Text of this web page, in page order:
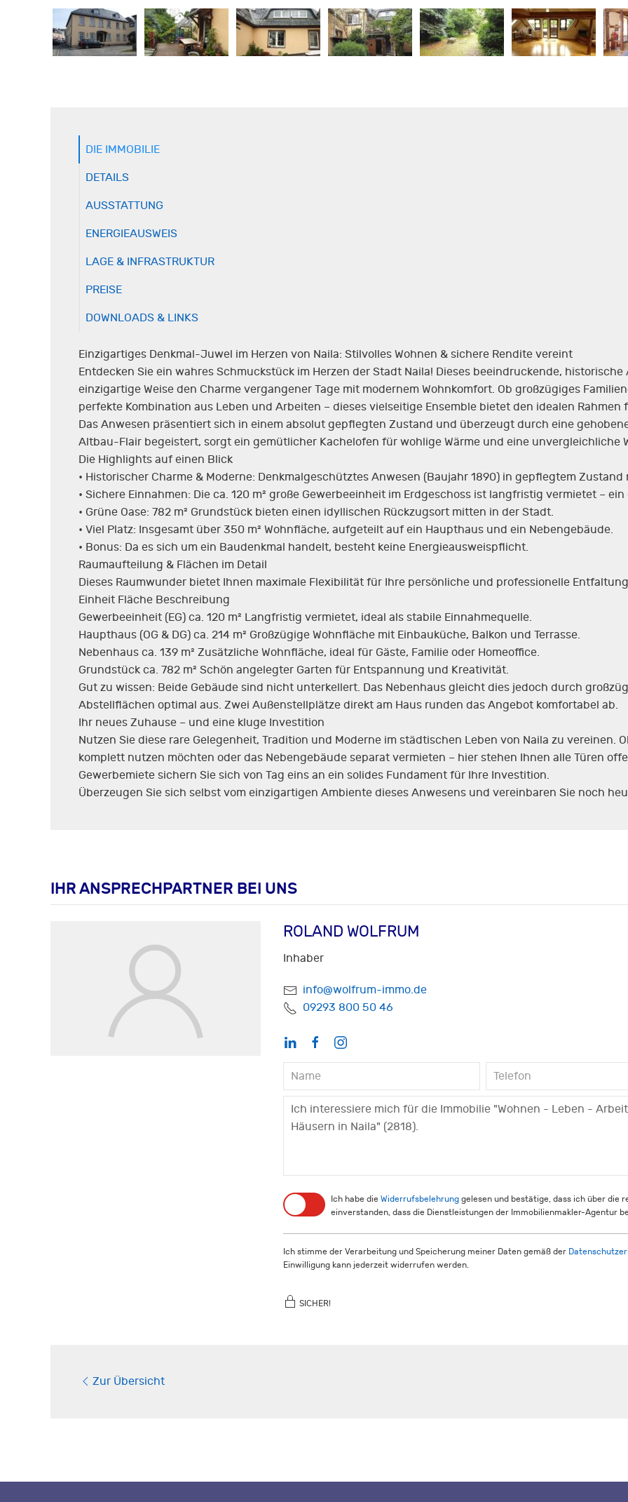
DIE IMMOBILIE
DETAILS
AUSSTATTUNG
ENERGIEAUSWEIS
LAGE & INFRASTRUKTUR
PREISE
DOWNLOADS & LINKS
Einzigartiges Denkmal-Juwel im Herzen von Naila: Stilvolles Wohnen & sichere Rendite vereint
Entdecken Sie ein wahres Schmuckstück im Herzen der Stadt Naila! Dieses beeindruckende,
einzigartige Weise den Charme vergangener Tage mit modernem Wohnkomfort. Ob großzügiges
perfekte Kombination aus Leben und Arbeiten – dieses vielseitige Ensemble bietet den idealen Rahmen
Das Anwesen präsentiert sich in einem absolut gepflegten Zustand und überzeugt durch eine
Altbau-Flair begeistert, sorgt ein gemütlicher Kachelofen für wohlige Wärme und eine unvergleichliche
Die Highlights auf einen Blick
• Historischer Charme & Moderne: Denkmalgeschütztes Anwesen (Baujahr 1890) in gepflegtem
• Sichere Einnahmen: Die ca. 120 m² große Gewerbeeinheit im Erdgeschoss ist langfristig vermietet –
• Grüne Oase: 782 m² Grundstück bieten einen idyllischen Rückzugsort mitten in der Stadt.
• Viel Platz: Insgesamt über 350 m² Wohnfläche, aufgeteilt auf ein Haupthaus und ein Nebengebäude.
• Bonus: Da es sich um ein Baudenkmal handelt, besteht keine Energieausweispflicht.
Raumaufteilung & Flächen im Detail
Dieses Raumwunder bietet Ihnen maximale Flexibilität für Ihre persönliche und professionelle
Einheit Fläche Beschreibung
Gewerbeeinheit (EG) ca. 120 m² Langfristig vermietet, ideal als stabile Einnahmequelle.
Haupthaus (OG & DG) ca. 214 m² Großzügige Wohnfläche mit Einbauküche, Balkon und Terrasse.
Nebenhaus ca. 139 m² Zusätzliche Wohnfläche, ideal für Gäste, Familie oder Homeoffice.
Grundstück ca. 782 m² Schön angelegter Garten für Entspannung und Kreativität.
Gut zu wissen: Beide Gebäude sind nicht unterkellert. Das Nebenhaus gleicht dies jedoch durch
Abstellflächen optimal aus. Zwei Außenstellplätze direkt am Haus runden das Angebot komfortabel ab.
Ihr neues Zuhause – und eine kluge Investition
Nutzen Sie diese rare Gelegenheit, Tradition und Moderne im städtischen Leben von Naila zu vereinen.
komplett nutzen möchten oder das Nebengebäude separat vermieten – hier stehen Ihnen alle Türen
Gewerbemiete sichern Sie sich von Tag eins an ein solides Fundament für Ihre Investition.
Überzeugen Sie sich selbst vom einzigartigen Ambiente dieses Anwesens und vereinbaren Sie noch
IHR ANSPRECHPARTNER BEI UNS
ROLAND WOLFRUM
Inhaber
info@wolfrum-immo.de
09293 800 50 46
Ich habe die Widerrufsbelehrung gelesen und bestätige, dass ich über die
einverstanden, dass die Dienstleistungen der Immobilienmakler-Agentur
Ich stimme der Verarbeitung und Speicherung meiner Daten gemäß der
Einwilligung kann jederzeit widerrufen werden.
SICHER!
Zur Übersicht